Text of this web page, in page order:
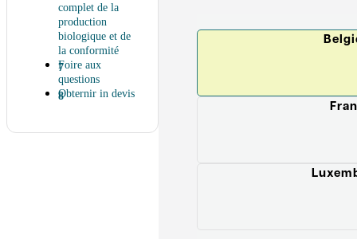
complet de la
production
biologique et de
la conformité
Foire aux
questions
Obternir in devis